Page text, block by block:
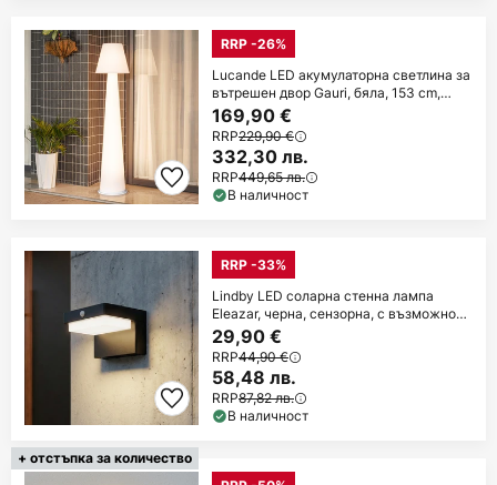
RRP -26%
Lucande LED акумулаторна светлина за
вътрешен двор Gauri, бяла, 153 cm,
IP44
169,90 €
RRP229,90 €
332,30 лв.
RRP449,65 лв.
В наличност
RRP -33%
Lindby LED соларна стенна лампа
Eleazar, черна, сензорна, с възможност
за
29,90 €
RRP44,90 €
58,48 лв.
RRP87,82 лв.
В наличност
+ отстъпка за количество